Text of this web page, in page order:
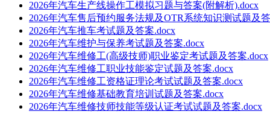
2026年汽车生产线操作工模拟习题与答案(附解析).docx
2026年汽车售后预约服务法规及OTR系统知识测试题及
2026年汽车推车考试题及答案.docx
2026年汽车维护与保养考试题及答案.docx
2026年汽车维修工(高级技师)职业鉴定考试题及答案.docx
2026年汽车维修工职业技能鉴定试题及答案.docx
2026年汽车维修工资格证理论考试试题及答案.docx
2026年汽车维修基础教育培训试题及答案.docx
2026年汽车维修技师技能等级认证考试试题及答案.docx